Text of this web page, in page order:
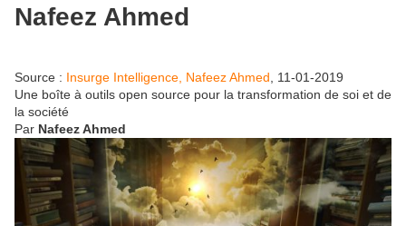
Nafeez Ahmed
Source : Insurge Intelligence, Nafeez Ahmed , 11-01-2019
Une boîte à outils open source pour la transformation de soi et de
la société
Par Nafeez Ahmed